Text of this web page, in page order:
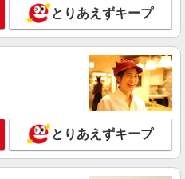
なめの障がい者支援員★社会活
〜2187円 ＜日払い有/週払い有/交
詳細を見る
とりあえずキープ
とりあえずキープ